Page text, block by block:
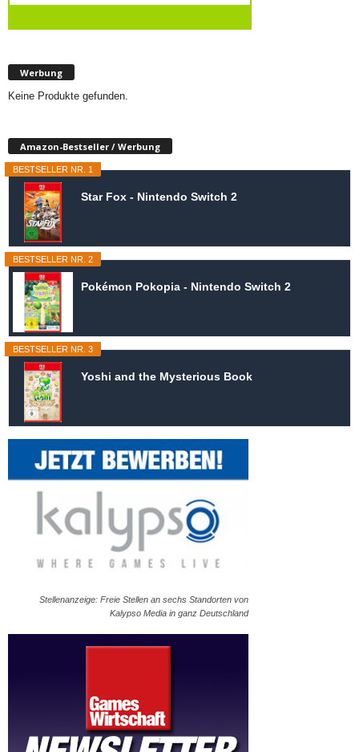
Werbung
Keine Produkte gefunden.
Amazon-Bestseller / Werbung
BESTSELLER NR. 1
Star Fox - Nintendo Switch 2
BESTSELLER NR. 2
Pokémon Pokopia - Nintendo Switch 2
BESTSELLER NR. 3
Yoshi and the Mysterious Book
Stellenanzeige: Freie Stellen an sechs Standorten von
Kalypso Media in ganz Deutschland